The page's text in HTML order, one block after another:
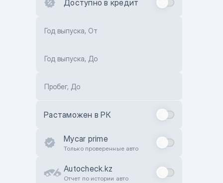
Доступно в кредит
Год выпуска, От
Год выпуска, До
Пробег, До
Растаможен в РК
Mycar prime
Только проверенные авто
Autocheck.kz
Отчет по истории авто